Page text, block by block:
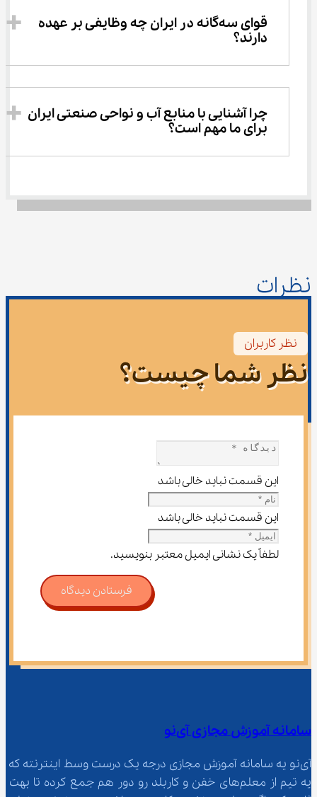
قوای سه‌گانه در ایران چه وظایفی بر عهده
دارند؟
چرا آشنایی با منابع آب و نواحی صنعتی ایران
برای ما مهم است؟
نظرات
نظر کاربران
نظر شما چیست؟
این قسمت نباید خالی باشد
این قسمت نباید خالی باشد
لطفاً یک نشانی ایمیل معتبر بنویسید.
فرستادن دیدگاه
سامانه آموزش مجازی آی‌نو
آی‌نو یه سامانه آموزش مجازی درجه یک درست وسط اینترنته که
یه تیم از معلم‌‌های خفن و کاربلد رو دور هم جمع کرده تا بهت